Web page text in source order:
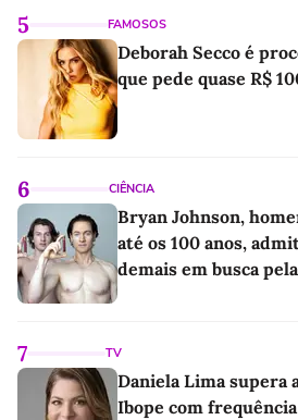
5 FAMOSOS
Deborah Secco é
que pede quase R$
6 CIÊNCIA
Bryan Johnson,
até os 100 anos,
demais em busca
7 TV
Daniela Lima supera
Ibope com